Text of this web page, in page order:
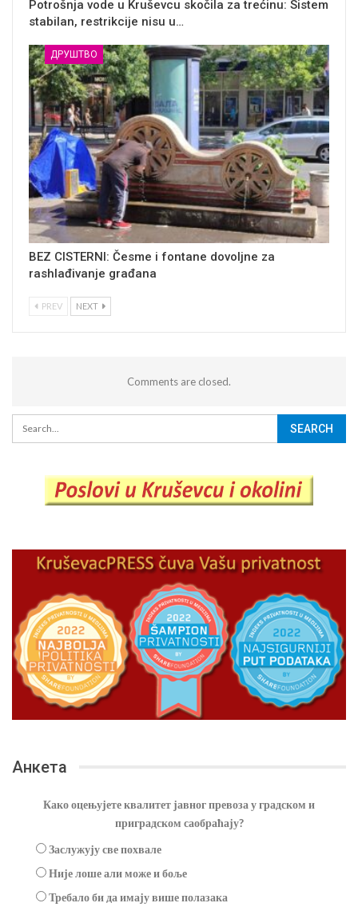
Potrošnja vode u Kruševcu skočila za trećinu: Sistem
stabilan, restrikcije nisu u…
ДРУШТВО
BEZ CISTERNI: Česme i fontane dovoljne za
rashlađivanje građana
PREV NEXT
Comments are closed.
Анкета
Како оцењујете квалитет јавног превоза у градском и
приградском саобраћају?
Заслужују све похвале
Није лоше али може и боље
Требало би да имају више полазака